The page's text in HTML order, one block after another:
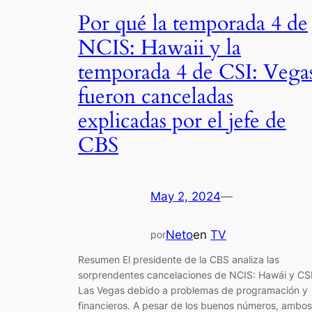
Por qué la temporada 4 de
NCIS: Hawaii y la
temporada 4 de CSI:
fueron canceladas
explicadas por el jefe de
CBS
May 2, 2024—
porNetoen TV
Resumen El presidente de la CBS analiza las
sorprendentes cancelaciones de NCIS: Hawái y
Las Vegas debido a problemas de programación y
financieros. A pesar de los buenos números, ambos